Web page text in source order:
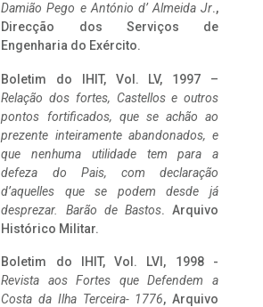
Damião Pego e António d’ Almeida Jr.,
Direcção dos Serviços de
Engenharia do Exército.
Boletim do IHIT, Vol. LV, 1997 –
Relação dos fortes, Castellos e outros
pontos fortificados, que se achão ao
prezente inteiramente abandonados, e
que nenhuma utilidade tem para a
defeza do Pais, com declaração
d’aquelles que se podem desde já
desprezar. Barão de Bastos. Arquivo
Histórico Militar.
Boletim do IHIT, Vol. LVI, 1998 -
Revista aos Fortes que Defendem a
Costa da Ilha Terceira- 1776, Arquivo